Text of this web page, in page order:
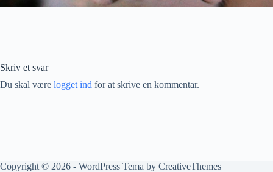
Skriv et svar
Du skal være logget ind for at skrive en kommentar.
Copyright © 2026 - WordPress Tema by CreativeThemes